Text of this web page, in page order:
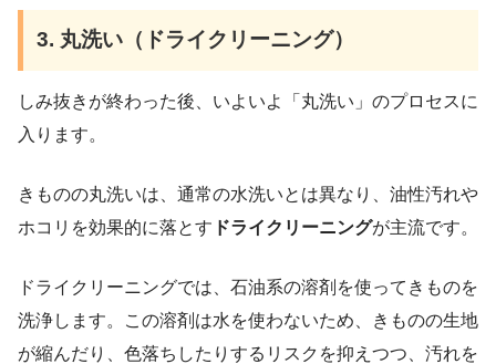
3. 丸洗い（ドライクリーニング）
しみ抜きが終わった後、いよいよ「丸洗い」のプロセスに
入ります。
きものの丸洗いは、通常の水洗いとは異なり、油性汚れや
ホコリを効果的に落とす ドライクリーニングが主流です。
ドライクリーニングでは、石油系の溶剤を使ってきものを
洗浄します。この溶剤は水を使わないため、きものの生地
が縮んだり、色落ちしたりするリスクを抑えつつ、汚れを